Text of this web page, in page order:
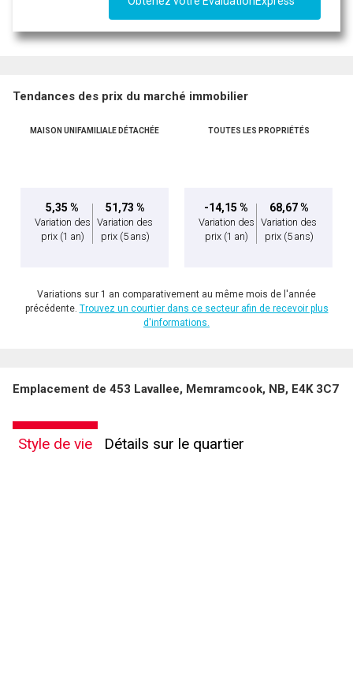
Tendances des prix du marché immobilier
MAISON UNIFAMILIALE DÉTACHÉE
5,35 %
Variation des
prix (1 an)
51,73 %
Variation des
prix (5 ans)
TOUTES LES PROPRIÉTÉS
-14,15 %
Variation des
prix (1 an)
68,67 %
Variation des
prix (5 ans)
Variations sur 1 an comparativement au même mois de l'année
précédente. Trouvez un courtier dans ce secteur afin de recevoir plus
d'informations.
Emplacement de 453 Lavallee, Memramcook, NB, E4K 3C7
Style de vie Détails sur le quartier